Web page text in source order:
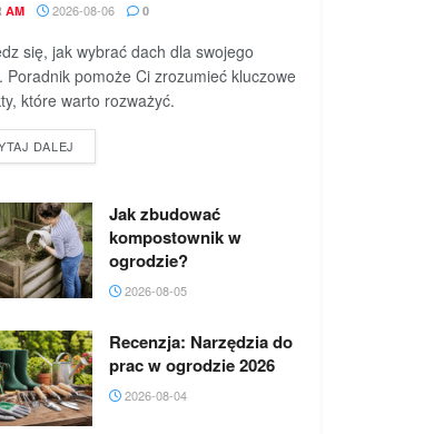
AM 2026-08-06 0
się, jak wybrać dach dla swojego
Poradnik pomoże Ci zrozumieć kluczowe
które warto rozważyć.
DALEJ
Jak zbudować
kompostownik w
ogrodzie?
2026-08-05
Recenzja: Narzędzia do
prac w ogrodzie 2026
2026-08-04